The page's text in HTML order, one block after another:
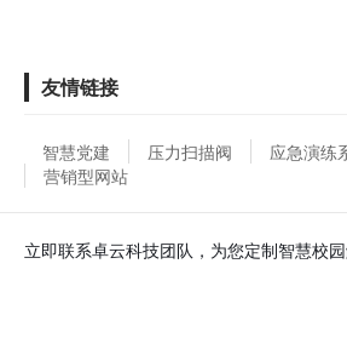
友情链接
智慧党建 压力扫描阀 应急演练
营销型网站
立即联系卓云科技团队，为您定制智慧校